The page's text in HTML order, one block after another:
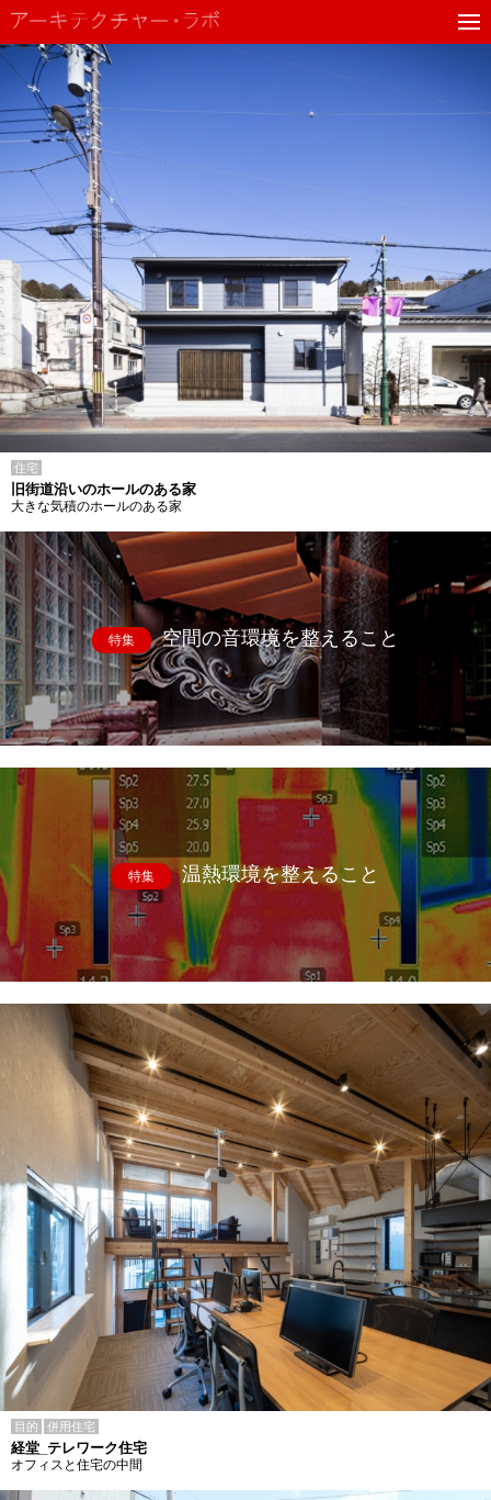
住宅
旧街道沿いのホールのある家
大きな気積のホールのある家
特集 空間の音環境を整えること
特集 温熱環境を整えること
目的 併用住宅
経堂_テレワーク住宅
オフィスと住宅の中間